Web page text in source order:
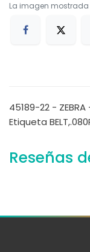
La imagen
45189-22 -
Etiqueta
Reseñas